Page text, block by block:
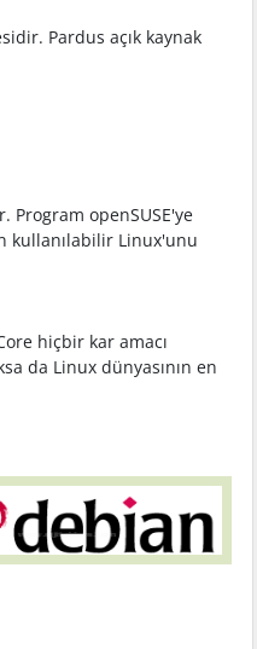
Pardus açık kaynak
Program openSUSE'ye
kullanılabilir Linux'unu
hiçbir kar amacı
da Linux dünyasının en